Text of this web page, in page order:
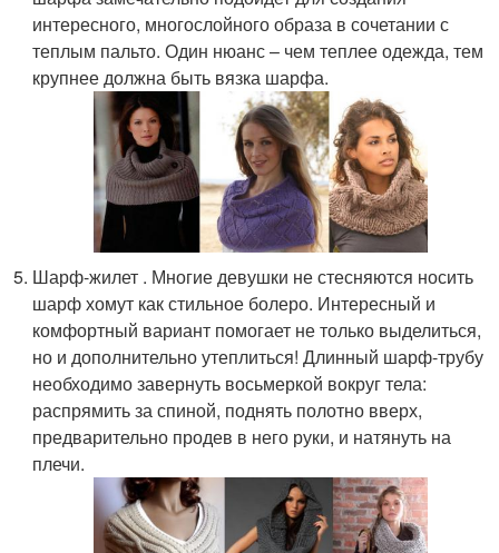
интересного, многослойного образа в сочетании с
теплым пальто. Один нюанс – чем теплее одежда, тем
крупнее должна быть вязка шарфа.
Шарф-жилет . Многие девушки не стесняются носить
шарф хомут как стильное болеро. Интересный и
комфортный вариант помогает не только выделиться,
но и дополнительно утеплиться! Длинный шарф-трубу
необходимо завернуть восьмеркой вокруг тела:
распрямить за спиной, поднять полотно вверх,
предварительно продев в него руки, и натянуть на
плечи.